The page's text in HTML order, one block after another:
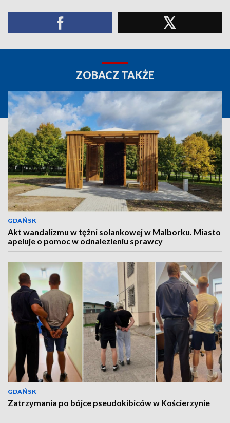
ZOBACZ TAKŻE
GDAŃSK
Akt wandalizmu w tężni solankowej w Malborku. Miasto
apeluje o pomoc w odnalezieniu sprawcy
GDAŃSK
Zatrzymania po bójce pseudokibiców w Kościerzynie